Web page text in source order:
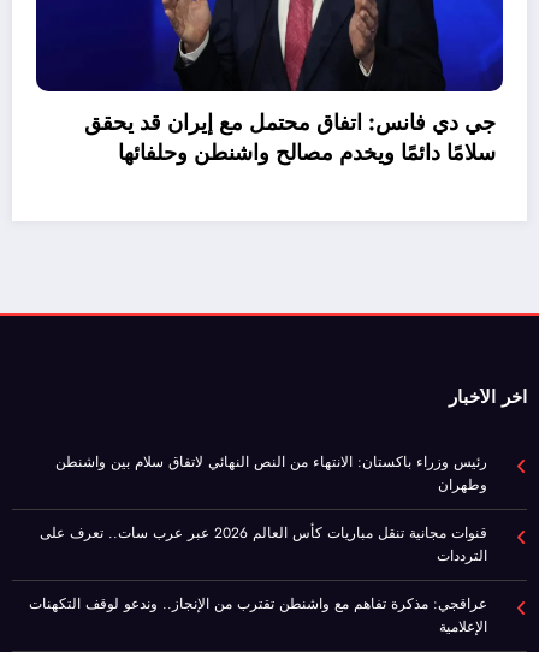
صافي الاقتراض
عراقجي: مذكرة تفاهم مع واشنطن تقترب من الإنجاز.. وندعو لوقف التكهنات
الإعلامية
جي دي فانس: اتفاق محتمل مع إيران قد يحقق سلامًا دائمًا ويخدم مصالح
واشنطن وحلفائها
موازنة مصر 2026/2027.. نمو الإيرادات 30% وتراجع صافي الاقتراض